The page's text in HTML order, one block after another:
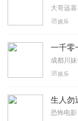
孤舟_残月
大尧解说的非
l财富之巅l
真好听(ง •̀_•́)
_灵空_
娱乐
一千零
娱乐